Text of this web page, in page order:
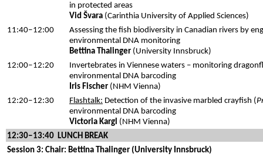
in protected areas
Vid Švara (Carinthia University of Applied Sciences)
11:40‒12:00
Assessing the fish biodiversity in Canadian rivers by
environmental DNA monitoring
Bettina Thalinger (University Innsbruck)
12:00‒12:20
Invertebrates in Viennese waters – monitoring
environmental DNA barcoding
Iris Fischer (NHM Vienna)
12:20‒12:30 Flashtalk: Detection of the invasive marbled crayfish (
environmental DNA barcoding
Victoria Kargl (NHM Vienna)
12:30‒13:40 LUNCH BREAK
Session 3: Chair: Bettina Thalinger (University Innsbruck)